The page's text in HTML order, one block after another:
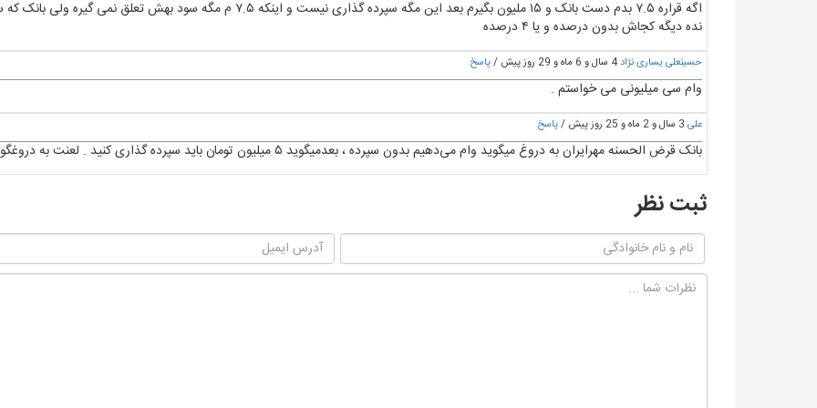
اگه قراره ۷.۵ بدم دست بانک و ۱۵ ملیون بگیرم بعد این مگه سپرده گذاری نیست و اینکه ۷.۵ م مگه سود بهش تعلق نمی گیره ولی
نده دیگه کجاش بدون درصده و یا ۴ درصده
حسینعلی یساری نژاد4 سال و 6 ماه و 29 روز پیش / پاسخ
وام سی میلیونی می خواستم .
علی 3 سال و 2 ماه و 25 روز پیش / پاسخ
بانک قرض الحسنه مهرایران به دروغ میگوید وام می‌دهیم بدون سپرده ، بعدمیگوید ۵ میلیون تومان باید سپرده گذاری کنید . لعنت به دروغگو .
ثبت نظر